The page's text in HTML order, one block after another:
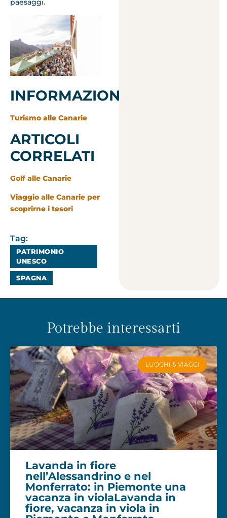
paesaggi.
INFORMAZIONI
Turismo alle Canarie
ARTICOLI
CORRELATI
Golf alle Canarie
Viaggio alle Canarie per
scoprirne i tesori
Tag:
PATRIMONIO
UNESCO
SPAGNA
Potrebbe interessarti
LUOGHI & VIAGGI
Lavanda in fiore
nell’Alessandrino e nel
Monferrato: in Piemonte una
vacanza in violaLavanda in
fiore, vacanza in viola in